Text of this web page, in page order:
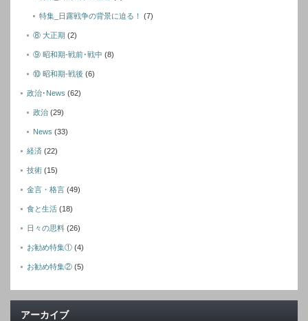
特集_日露戦争の背景に迫る！ (7)
⑧ 大正期 (2)
⑨ 昭和期-戦前･戦中 (8)
⑩ 昭和期-戦後 (6)
政治･News (62)
政治 (29)
News (33)
経済 (22)
技術 (15)
金言・格言 (49)
食と生活 (18)
日々の思料 (26)
お勧め特集① (4)
お勧め特集② (5)
アーカイブ